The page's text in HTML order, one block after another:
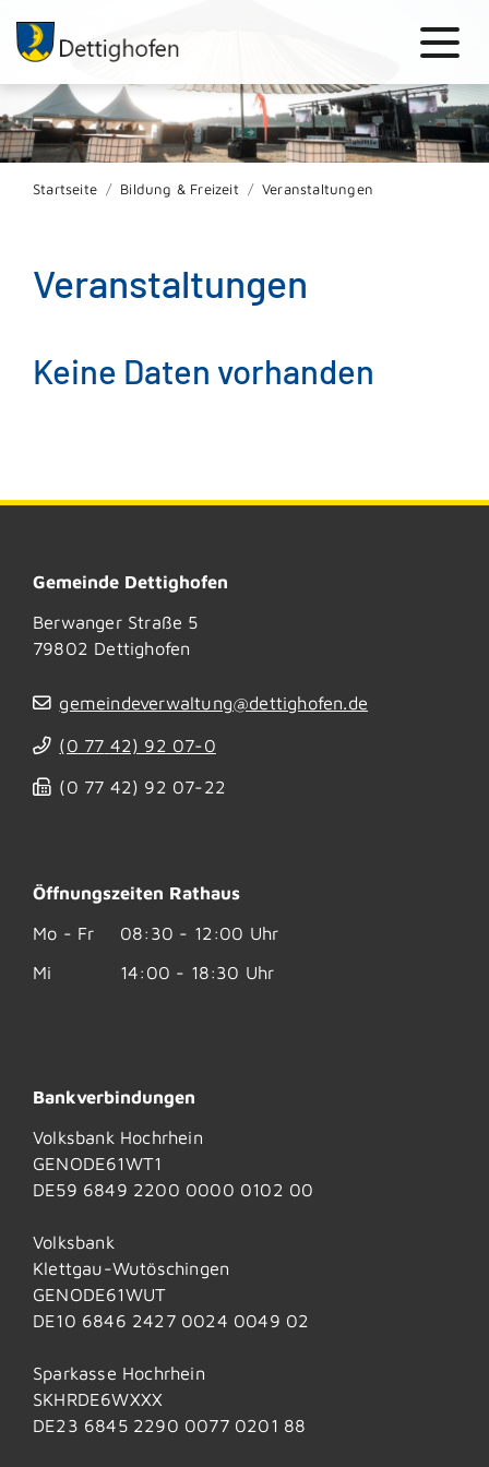
Startseite Bildung & Freizeit Veranstaltungen
Veranstaltungen
Keine Daten vorhanden
Gemeinde Dettighofen
Berwanger Straße 5
79802 Dettighofen
gemeindeverwaltung@dettighofen.de
(0 77 42) 92 07-0
(0 77 42) 92 07-22
Öffnungszeiten Rathaus
Mo - Fr
08:30 - 12:00 Uhr
Mi
14:00 - 18:30 Uhr
Bankverbindungen
Volksbank Hochrhein
GENODE61WT1
DE59 6849 2200 0000 0102 00
Volksbank
Klettgau-Wutöschingen
GENODE61WUT
DE10 6846 2427 0024 0049 02
Sparkasse Hochrhein
SKHRDE6WXXX
DE23 6845 2290 0077 0201 88